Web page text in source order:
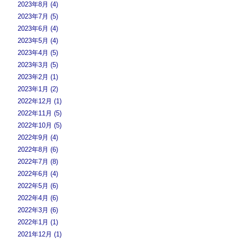
2023年8月 (4)
2023年7月 (5)
2023年6月 (4)
2023年5月 (4)
2023年4月 (5)
2023年3月 (5)
2023年2月 (1)
2023年1月 (2)
2022年12月 (1)
2022年11月 (5)
2022年10月 (5)
2022年9月 (4)
2022年8月 (6)
2022年7月 (8)
2022年6月 (4)
2022年5月 (6)
2022年4月 (6)
2022年3月 (6)
2022年1月 (1)
2021年12月 (1)